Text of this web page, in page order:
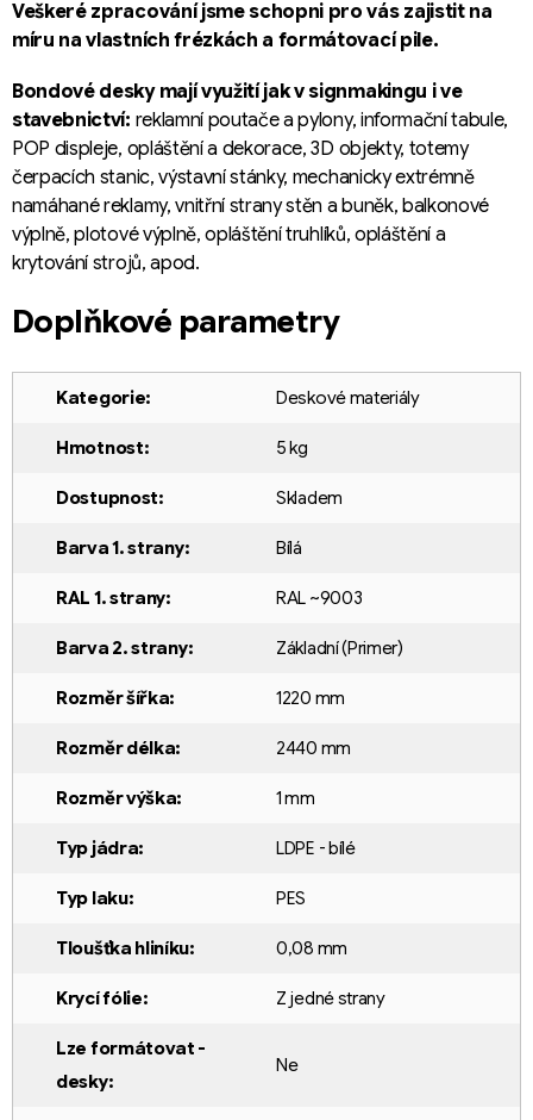
Veškeré zpracování jsme schopni pro vás zajistit na
míru na vlastních frézkách a formátovací pile.
Bondové desky mají využití jak v signmakingu i ve
stavebnictví: reklamní poutače a pylony, informační tabule,
POP displeje, opláštění a dekorace, 3D objekty, totemy
čerpacích stanic, výstavní stánky, mechanicky extrémně
namáhané reklamy, vnitřní strany stěn a buněk, balkonové
výplně, plotové výplně, opláštění truhlíků, opláštění a
krytování strojů, apod.
Doplňkové parametry
Kategorie: Deskové materiály
Hmotnost: 5 kg
Dostupnost: Skladem
Barva 1. strany: Bílá
RAL 1. strany: RAL ~9003
Barva 2. strany: Základní (Primer)
Rozměr šířka: 1220 mm
Rozměr délka: 2440 mm
Rozměr výška: 1 mm
Typ jádra: LDPE - bílé
Typ laku: PES
Tloušťka hliníku: 0,08 mm
Krycí fólie: Z jedné strany
Lze formátovat -
desky:
Ne